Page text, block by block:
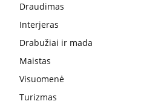
Draudimas
Interjeras
Drabužiai ir mada
Maistas
Visuomenė
Turizmas